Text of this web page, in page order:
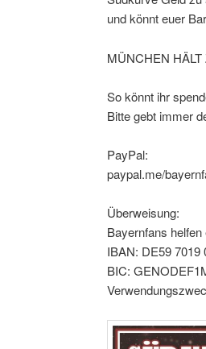
und könnt euer
MÜNCHEN HÄLT
So könnt ihr
Bitte gebt immer
PayPal:
paypal.me/
Überweisung:
Bayernfans helfen
IBAN: DE59 7019
BIC: